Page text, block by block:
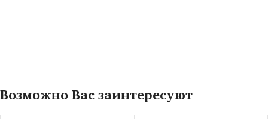
Возможно Вас заинтересуют